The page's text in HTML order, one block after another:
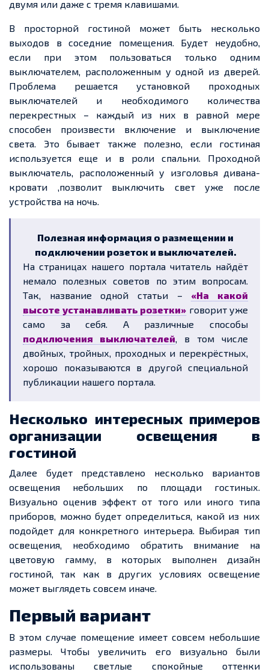
двумя или даже с тремя клавишами.
В просторной гостиной может быть несколько
выходов в соседние помещения. Будет неудобно,
если при этом пользоваться только одним
выключателем, расположенным у одной из дверей.
Проблема решается установкой проходных
выключателей и необходимого количества
перекрестных – каждый из них в равной мере
способен произвести включение и выключение
света. Это бывает также полезно, если гостиная
используется еще и в роли спальни. Проходной
выключатель, расположенный у изголовья дивана-
кровати ,позволит выключить свет уже после
устройства на ночь.
Полезная информация о размещении и
подключении розеток и выключателей.
На страницах нашего портала читатель найдёт
немало полезных советов по этим вопросам.
Так, название одной статьи – «На какой
высоте устанавливать розетки» говорит уже
само за себя. А различные способы
подключения выключателей, в том числе
двойных, тройных, проходных и перекрёстных,
хорошо показываются в другой специальной
публикации нашего портала.
Несколько интересных примеров
организации освещения в
гостиной
Далее будет представлено несколько вариантов
освещения небольших по площади гостиных.
Визуально оценив эффект от того или иного типа
приборов, можно будет определиться, какой из них
подойдет для конкретного интерьера. Выбирая тип
освещения, необходимо обратить внимание на
цветовую гамму, в которых выполнен дизайн
гостиной, так как в других условиях освещение
может выглядеть совсем иначе.
Первый вариант
В этом случае помещение имеет совсем небольшие
размеры. Чтобы увеличить его визуально были
использованы светлые спокойные оттенки